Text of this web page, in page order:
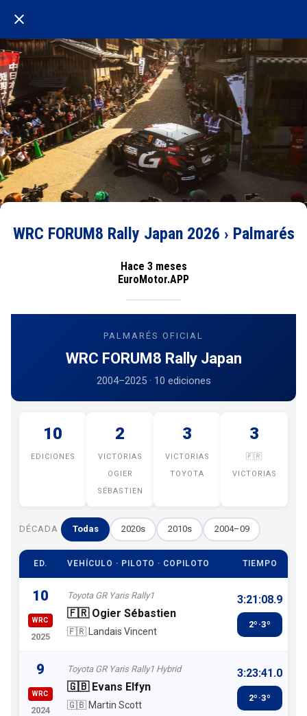
WRC FORUM8 Rally Japan 2026 › Palmarés
Hace 3 meses
EuroMotor.APP
PALMARÉS OFICIAL
WRC FORUM8 Rally Japan
2004–2025 · 10 ediciones
10
EDICIONES
2
VICTORIAS
OGIER
SÉBASTIEN
3
VICTORIAS
TOYOTA
3
🇫🇷
VICTORIAS
DÉCADA Todas 2020s 2010s 2004–09
ED. VEHÍCULO · PILOTO · COPILOTO TIEMPO
10
WRC
2025
Toyota GR Yaris Rally1
🇫🇷 Ogier Sébastien
🇫🇷 Landais Vincent
3:21:08.9
2º·3º
9
WRC
2024
Toyota GR Yaris Rally1 Hybrid
🇬🇧 Evans Elfyn
🇬🇧 Martin Scott
3:23:41.0
2º·3º